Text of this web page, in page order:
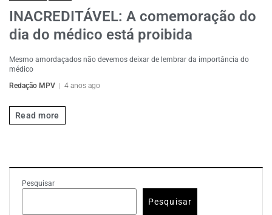
INACREDITÁVEL: A comemoração do
dia do médico está proibida
Mesmo amordaçados não devemos deixar de lembrar da importância do
médico
Redação MPV
4 anos ago
Read more
Pesquisar
Pesquisar